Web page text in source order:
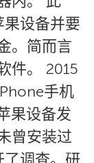
果设备并要
。简而言
件。 2015
手机
果设备发
曾安装过
了调查。研